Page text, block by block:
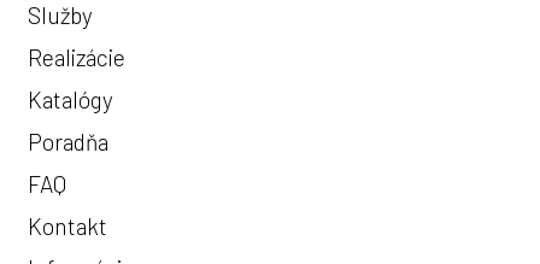
Služby
Realizácie
Katalógy
Poradňa
FAQ
Kontakt